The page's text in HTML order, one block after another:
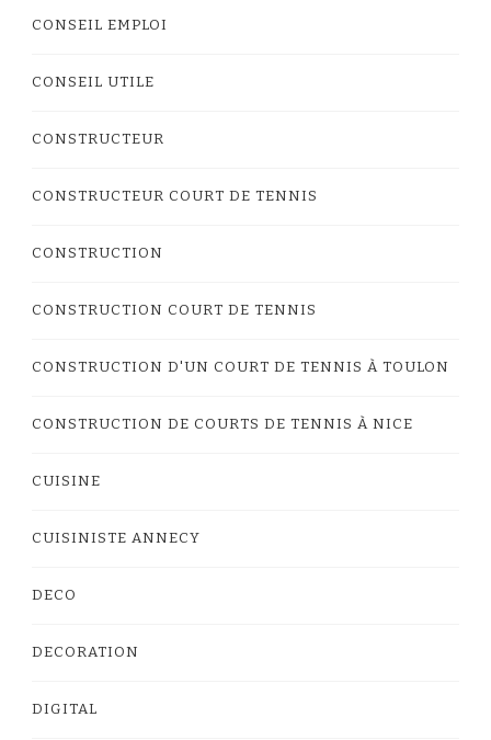
CONSEIL EMPLOI
CONSEIL UTILE
CONSTRUCTEUR
CONSTRUCTEUR COURT DE TENNIS
CONSTRUCTION
CONSTRUCTION COURT DE TENNIS
CONSTRUCTION D'UN COURT DE TENNIS À TOULON
CONSTRUCTION DE COURTS DE TENNIS À NICE
CUISINE
CUISINISTE ANNECY
DECO
DECORATION
DIGITAL